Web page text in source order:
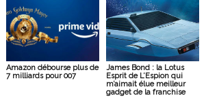
Amazon débourse plus de
7 milliards pour 007
James Bond : la Lotus
Esprit de L’Espion qui
m’aimait élue meilleur
gadget de la franchise